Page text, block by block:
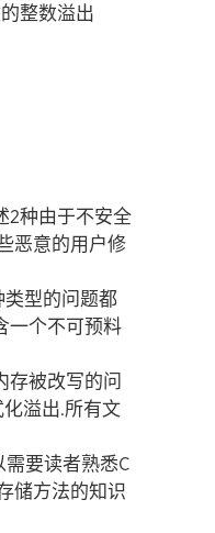
整数溢出
2种由于不安全
恶意的用户修
类型的问题都
一个不可预料
存被改写的问
溢出.所有文
需要读者熟悉C
储方法的知识